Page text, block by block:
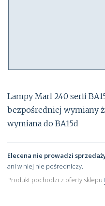
Lampy Marl 240 serii
bezpośredniej wymiany
wymiana do BA15d
Elecena nie prowadzi
ani w niej nie pośredniczy.
Produkt pochodzi z oferty sklepu